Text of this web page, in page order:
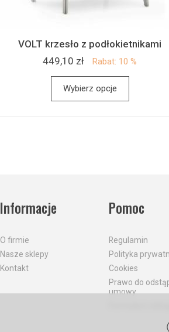
VOLT krzesło z podłokietnikami
449,10 zł
Rabat: 10 %
Wybierz opcje
Informacje
O firmie
Nasze sklepy
Kontakt
Pomoc
Regulamin
Polityka
Cookies
Prawo do
umowy